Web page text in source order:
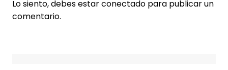
Lo siento, debes estarconectadopara publicar un
comentario.